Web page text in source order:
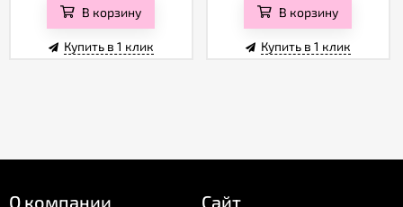
В корзину
Купить в 1 клик
В корзину
Купить в 1 клик
О компании Сайт